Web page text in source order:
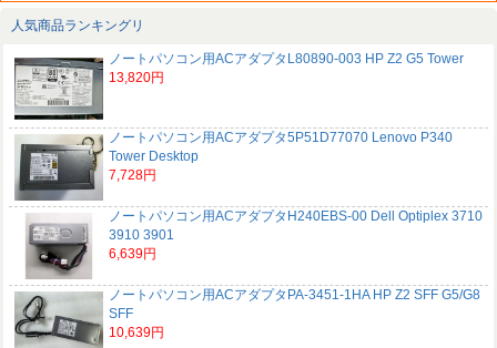
人気商品ランキングリ
ノートパソコン用ACアダプタL80890-003 HP Z2 G5 Tower
13,820円
ノートパソコン用ACアダプタ5P51D77070 Lenovo P340
Tower Desktop
7,728円
ノートパソコン用ACアダプタH240EBS-00 Dell Optiplex 3710
3910 3901
6,639円
ノートパソコン用ACアダプタPA-3451-1HA HP Z2 SFF G5/G8
SFF
10,639円